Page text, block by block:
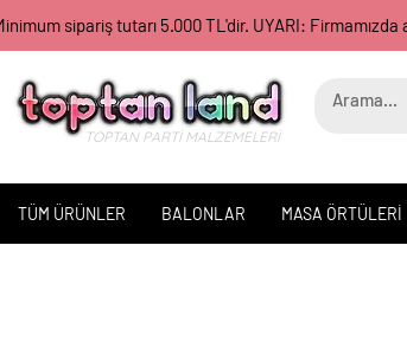
sipariş tutarı 5.000 TL'dir. UYARI:
TOPTAN PARTİ MALZEMELERİ
TÜM ÜRÜNLER BALONLAR MASA ÖRTÜLERİ